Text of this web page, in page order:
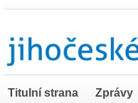
Titulní strana Zprávy